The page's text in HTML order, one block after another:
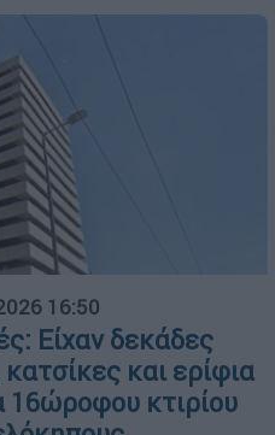
16:50
Είχαν δεκάδες
και ερίφια
16ώροφου κτιρίου